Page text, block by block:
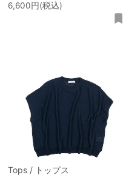
6,600円(税込)
Tops / トップス